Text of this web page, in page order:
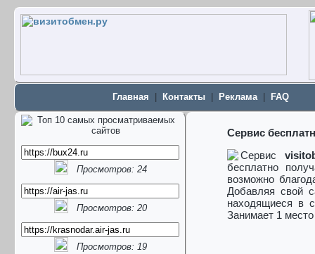
Главная Контакты| Реклама| FAQ
Просмотров: 24
Просмотров: 20
Просмотров: 19
Сервис
Сервис
бесплатно
возможно
Добавляя свой
находящиеся в
Занимает 1